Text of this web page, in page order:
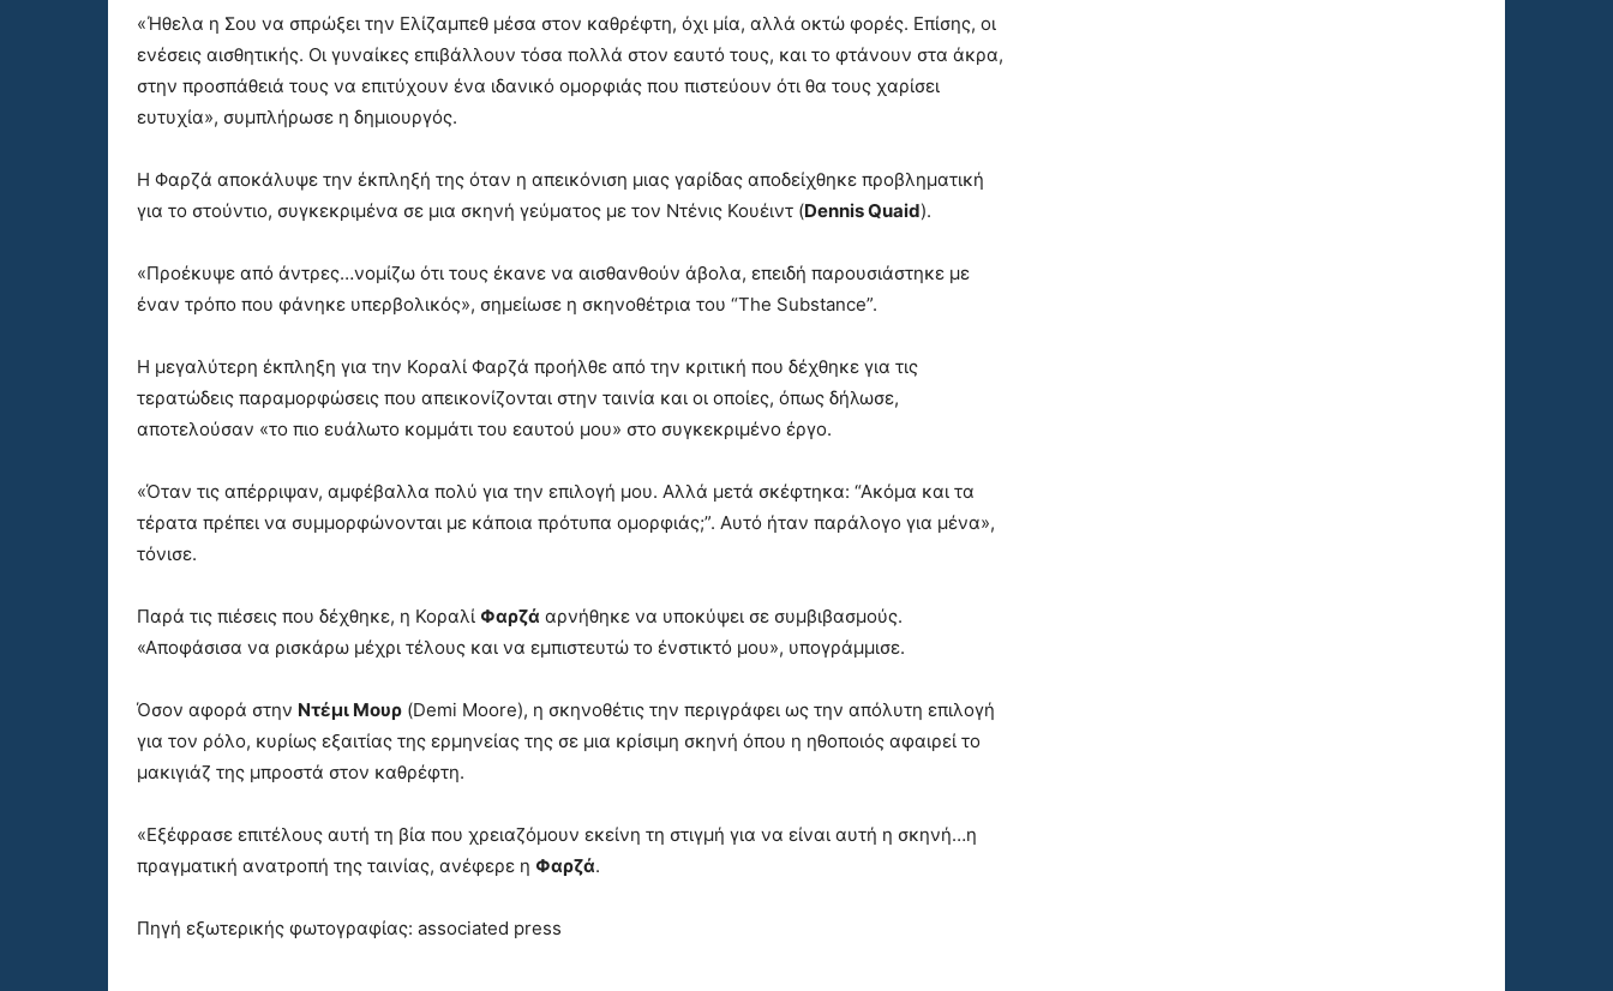
«Ήθελα η Σου να σπρώξει την Ελίζαμπεθ μέσα στον καθρέφτη, όχι μία, αλλά οκτώ φορές. Επίσης, οι
ενέσεις αισθητικής. Οι γυναίκες επιβάλλουν τόσα πολλά στον εαυτό τους, και το φτάνουν στα άκρα,
στην προσπάθειά τους να επιτύχουν ένα ιδανικό ομορφιάς που πιστεύουν ότι θα τους χαρίσει
ευτυχία», συμπλήρωσε η δημιουργός.
Η Φαρζά αποκάλυψε την έκπληξή της όταν η απεικόνιση μιας γαρίδας αποδείχθηκε προβληματική
για το στούντιο, συγκεκριμένα σε μια σκηνή γεύματος με τον Ντένις Κουέιντ (Dennis Quaid).
«Προέκυψε από άντρες…νομίζω ότι τους έκανε να αισθανθούν άβολα, επειδή παρουσιάστηκε με
έναν τρόπο που φάνηκε υπερβολικός», σημείωσε η σκηνοθέτρια του “The Substance”.
H μεγαλύτερη έκπληξη για την Κοραλί Φαρζά προήλθε από την κριτική που δέχθηκε για τις
τερατώδεις παραμορφώσεις που απεικονίζονται στην ταινία και οι οποίες, όπως δήλωσε,
αποτελούσαν «το πιο ευάλωτο κομμάτι του εαυτού μου» στο συγκεκριμένο έργο.
«Όταν τις απέρριψαν, αμφέβαλλα πολύ για την επιλογή μου. Αλλά μετά σκέφτηκα: “Ακόμα και τα
τέρατα πρέπει να συμμορφώνονται με κάποια πρότυπα ομορφιάς;”. Αυτό ήταν παράλογο για μένα»,
τόνισε.
Παρά τις πιέσεις που δέχθηκε, η Κοραλί Φαρζά αρνήθηκε να υποκύψει σε συμβιβασμούς.
«Αποφάσισα να ρισκάρω μέχρι τέλους και να εμπιστευτώ το ένστικτό μου», υπογράμμισε.
Όσον αφορά στην Ντέμι Μουρ (Demi Moore), η σκηνοθέτις την περιγράφει ως την απόλυτη επιλογή
για τον ρόλο, κυρίως εξαιτίας της ερμηνείας της σε μια κρίσιμη σκηνή όπου η ηθοποιός αφαιρεί το
μακιγιάζ της μπροστά στον καθρέφτη.
«Εξέφρασε επιτέλους αυτή τη βία που χρειαζόμουν εκείνη τη στιγμή για να είναι αυτή η σκηνή…η
πραγματική ανατροπή της ταινίας, ανέφερε η Φαρζά.
Πηγή εξωτερικής φωτογραφίας: associated press